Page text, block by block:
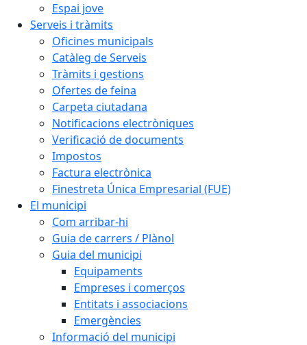
Espai jove
Serveis i tràmits
Oficines municipals
Catàleg de Serveis
Tràmits i gestions
Ofertes de feina
Carpeta ciutadana
Notificacions electròniques
Verificació de documents
Impostos
Factura electrònica
Finestreta Única Empresarial (FUE)
El municipi
Com arribar-hi
Guia de carrers / Plànol
Guia del municipi
Equipaments
Empreses i comerços
Entitats i associacions
Emergències
Informació del municipi